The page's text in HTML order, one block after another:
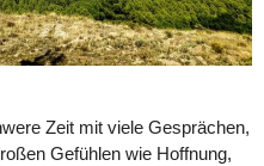
Zeit mit viele Gesprächen,
Gefühlen wie Hoffnung,